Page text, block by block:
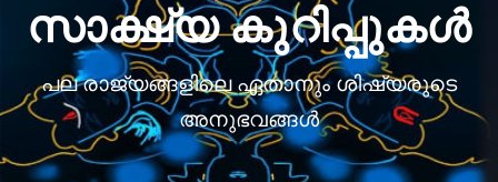
സാക്ഷ്യ കുറിപ്പുകൾ
പല രാജ്യങ്ങളിലെ ഏതാനും ശിഷ്യരുടെ
അനുഭവങ്ങൾ